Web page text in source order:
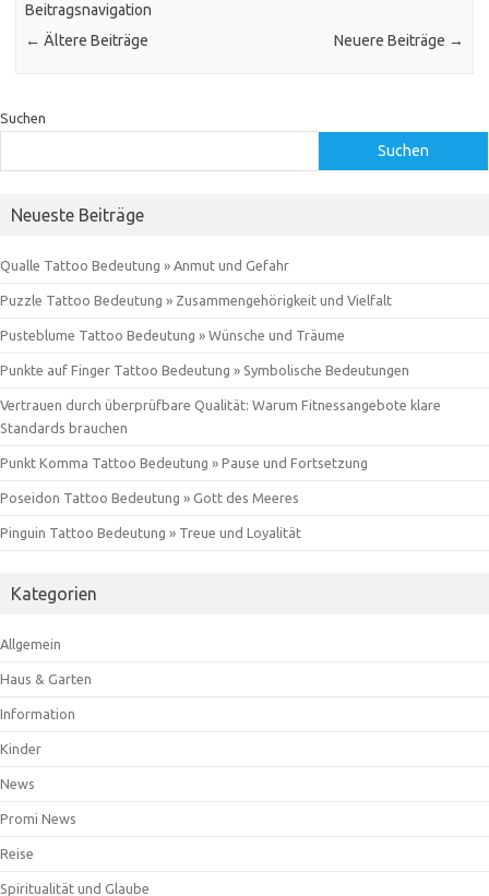
Beitragsnavigation
← Ältere Beiträge Neuere Beiträge →
Suchen
Suchen
Neueste Beiträge
Qualle Tattoo Bedeutung » Anmut und Gefahr
Puzzle Tattoo Bedeutung » Zusammengehörigkeit und Vielfalt
Pusteblume Tattoo Bedeutung » Wünsche und Träume
Punkte auf Finger Tattoo Bedeutung » Symbolische Bedeutungen
Vertrauen durch überprüfbare Qualität: Warum Fitnessangebote klare
Standards brauchen
Punkt Komma Tattoo Bedeutung » Pause und Fortsetzung
Poseidon Tattoo Bedeutung » Gott des Meeres
Pinguin Tattoo Bedeutung » Treue und Loyalität
Kategorien
Allgemein
Haus & Garten
Information
Kinder
News
Promi News
Reise
Spiritualität und Glaube